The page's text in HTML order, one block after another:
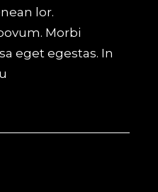
lor.
Morbi
eget egestas. In